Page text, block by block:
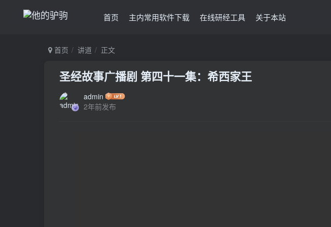
首页 主内常用软件下载 在线研经工具 关于本站
首页 讲道 正文
圣经故事广播剧 第四十一集：希西家王
admin
2年前发布